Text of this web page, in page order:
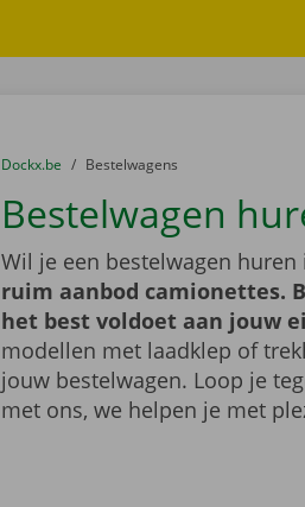
U bevindt zich hier:
van
Dockx.be naar
Bestelwagens
Bestelwagen
Wil je een bestelwagen
ruim aanbod camionettes.
het best voldoet aan jouw
modellen met laadklep of
jouw bestelwagen. Loop je
met ons, we helpen je met